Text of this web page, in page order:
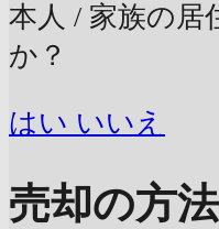
本人 / 家族の居
か？
はい いいえ
売却の方